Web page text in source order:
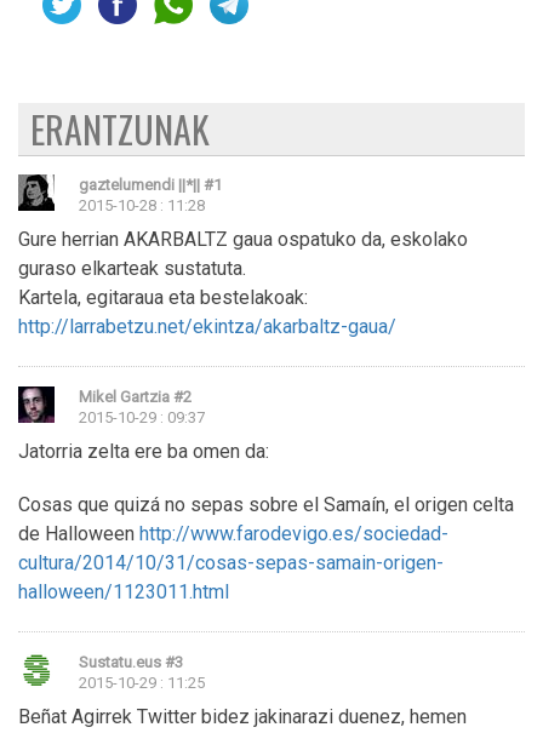
ERANTZUNAK
gaztelumendi ||*|| #1
2015-10-28 : 11:28
Gure herrian AKARBALTZ gaua ospatuko da, eskolako
guraso elkarteak sustatuta.
Kartela, egitaraua eta bestelakoak:
http://larrabetzu.net/ekintza/akarbaltz-gaua/
Mikel Gartzia #2
2015-10-29 : 09:37
Jatorria zelta ere ba omen da:
Cosas que quizá no sepas sobre el Samaín, el origen celta
de Halloween http://www.farodevigo.es/sociedad-
cultura/2014/10/31/cosas-sepas-samain-origen-
halloween/1123011.html
Sustatu.eus #3
2015-10-29 : 11:25
Beñat Agirrek Twitter bidez jakinarazi duenez, hemen